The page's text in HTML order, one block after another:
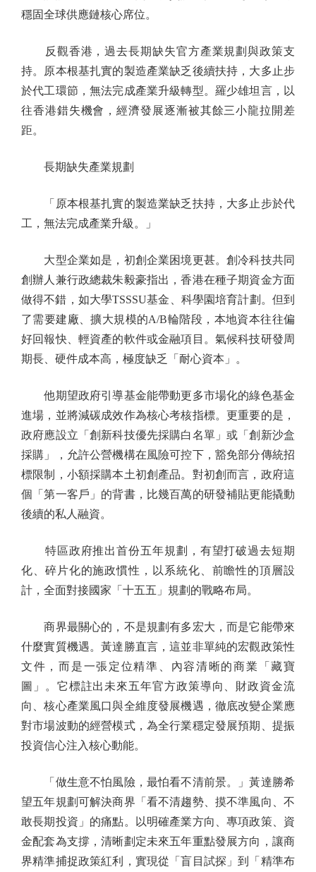
穩固全球供應鏈核心席位。
反觀香港，過去長期缺失官方產業規劃與政策支
持。原本根基扎實的製造產業缺乏後續扶持，大多止步
於代工環節，無法完成產業升級轉型。羅少雄坦言，以
往香港錯失機會，經濟發展逐漸被其餘三小龍拉開差
距。
長期缺失產業規劃
「原本根基扎實的製造業缺乏扶持，大多止步於代
工，無法完成產業升級。」
大型企業如是，初創企業困境更甚。創冷科技共同
創辦人兼行政總裁朱毅豪指出，香港在種子期資金方面
做得不錯，如大學TSSSU基金、科學園培育計劃。但到
了需要建廠、擴大規模的A/B輪階段，本地資本往往偏
好回報快、輕資產的軟件或金融項目。氣候科技研發周
期長、硬件成本高，極度缺乏「耐心資本」。
他期望政府引導基金能帶動更多市場化的綠色基金
進場，並將減碳成效作為核心考核指標。更重要的是，
政府應設立「創新科技優先採購白名單」或「創新沙盒
採購」，允許公營機構在風險可控下，豁免部分傳統招
標限制，小額採購本土初創產品。對初創而言，政府這
個「第一客戶」的背書，比幾百萬的研發補貼更能撬動
後續的私人融資。
特區政府推出首份五年規劃，有望打破過去短期
化、碎片化的施政慣性，以系統化、前瞻性的頂層設
計，全面對接國家「十五五」規劃的戰略布局。
商界最關心的，不是規劃有多宏大，而是它能帶來
什麼實質機遇。黃達勝直言，這並非單純的宏觀政策性
文件，而是一張定位精準、內容清晰的商業「藏寶
圖」。它標註出未來五年官方政策導向、財政資金流
向、核心產業風口與全維度發展機遇，徹底改變企業應
對市場波動的經營模式，為全行業穩定發展預期、提振
投資信心注入核心動能。
「做生意不怕風險，最怕看不清前景。」黃達勝希
望五年規劃可解決商界「看不清趨勢、摸不準風向、不
敢長期投資」的痛點。以明確產業方向、專項政策、資
金配套為支撐，清晰劃定未來五年重點發展方向，讓商
界精準捕捉政策紅利，實現從「盲目試探」到「精準布